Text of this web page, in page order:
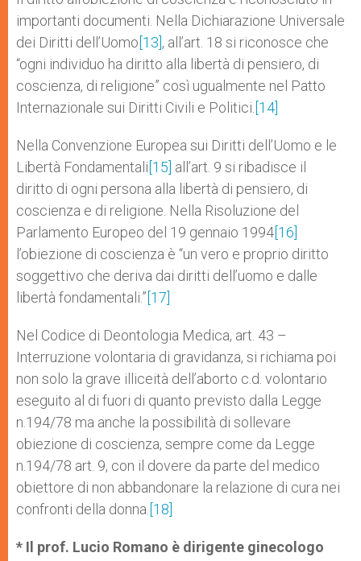
importanti documenti. Nella Dichiarazione Universale
dei Diritti dell’Uomo [13] , all’art. 18 si riconosce che
“ogni individuo ha diritto alla libertà di pensiero, di
coscienza, di religione” così ugualmente nel Patto
Internazionale sui Diritti Civili e Politici. [14]
Nella Convenzione Europea sui Diritti dell’Uomo e le
Libertà Fondamentali [15] all’art. 9 si ribadisce il
diritto di ogni persona alla libertà di pensiero, di
coscienza e di religione. Nella Risoluzione del
Parlamento Europeo del 19 gennaio 1994 [16]
l’obiezione di coscienza è “un vero e proprio diritto
soggettivo che deriva dai diritti dell’uomo e dalle
libertà fondamentali.” [17]
Nel Codice di Deontologia Medica, art. 43 –
Interruzione volontaria di gravidanza, si richiama poi
non solo la grave illiceità dell’aborto c.d. volontario
eseguito al di fuori di quanto previsto dalla Legge
n.194/78 ma anche la possibilità di sollevare
obiezione di coscienza, sempre come da Legge
n.194/78 art. 9, con il dovere da parte del medico
obiettore di non abbandonare la relazione di cura nei
confronti della donna. [18]
* Il prof. Lucio Romano è dirigente ginecologo